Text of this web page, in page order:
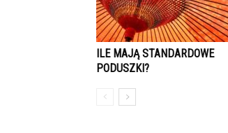
ILE MAJĄ STANDARDOWE
PODUSZKI?